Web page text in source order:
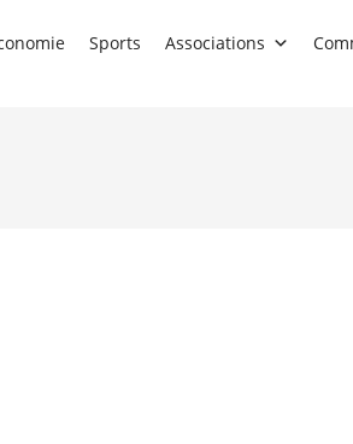
Sports Associations